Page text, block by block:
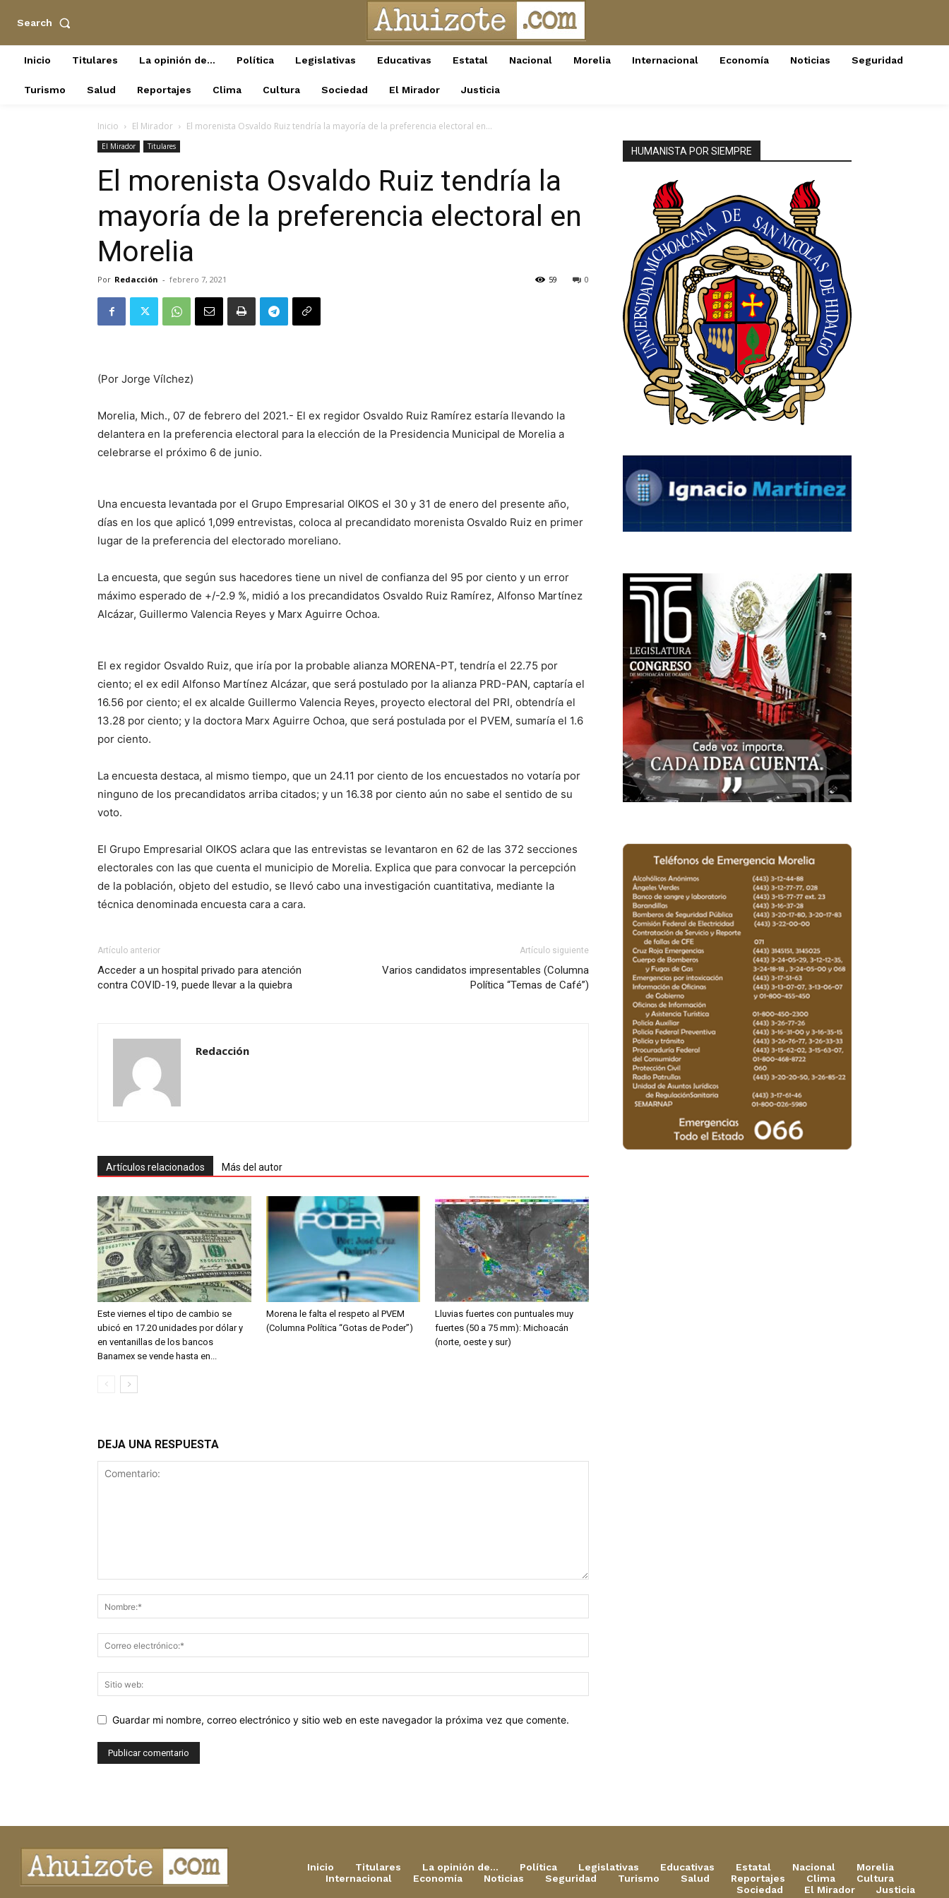
Search
Inicio Titulares La opinión de… Política Legislativas Educativas Estatal Nacional Morelia Internacional Economía Noticias Seguridad
Turismo Salud Reportajes Clima Cultura Sociedad El Mirador Justicia
Inicio El Mirador El morenista Osvaldo Ruiz tendría la mayoría de la preferencia electoral en...
El Mirador Titulares
El morenista Osvaldo Ruiz tendría la
mayoría de la preferencia electoral en
Morelia
Por Redacción - febrero 7, 2021 0
59
(Por Jorge Vílchez)
Morelia, Mich., 07 de febrero del 2021.- El ex regidor Osvaldo Ruiz Ramírez estaría llevando la
delantera en la preferencia electoral para la elección de la Presidencia Municipal de Morelia a
celebrarse el próximo 6 de junio.
Una encuesta levantada por el Grupo Empresarial OIKOS el 30 y 31 de enero del presente año,
días en los que aplicó 1,099 entrevistas, coloca al precandidato morenista Osvaldo Ruiz en primer
lugar de la preferencia del electorado moreliano.
La encuesta, que según sus hacedores tiene un nivel de confianza del 95 por ciento y un error
máximo esperado de +/-2.9 %, midió a los precandidatos Osvaldo Ruiz Ramírez, Alfonso Martínez
Alcázar, Guillermo Valencia Reyes y Marx Aguirre Ochoa.
El ex regidor Osvaldo Ruiz, que iría por la probable alianza MORENA-PT, tendría el 22.75 por
ciento; el ex edil Alfonso Martínez Alcázar, que será postulado por la alianza PRD-PAN, captaría el
16.56 por ciento; el ex alcalde Guillermo Valencia Reyes, proyecto electoral del PRI, obtendría el
13.28 por ciento; y la doctora Marx Aguirre Ochoa, que será postulada por el PVEM, sumaría el 1.6
por ciento.
La encuesta destaca, al mismo tiempo, que un 24.11 por ciento de los encuestados no votaría por
ninguno de los precandidatos arriba citados; y un 16.38 por ciento aún no sabe el sentido de su
voto.
El Grupo Empresarial OIKOS aclara que las entrevistas se levantaron en 62 de las 372 secciones
electorales con las que cuenta el municipio de Morelia. Explica que para convocar la percepción
de la población, objeto del estudio, se llevó cabo una investigación cuantitativa, mediante la
técnica denominada encuesta cara a cara.
Artículo anterior
Acceder a un hospital privado para atención
contra COVID-19, puede llevar a la quiebra
Artículo siguiente
Varios candidatos impresentables (Columna
Política “Temas de Café”)
Redacción
Artículos relacionados Más del autor
Este viernes el tipo de cambio se
ubicó en 17.20 unidades por dólar y
en ventanillas de los bancos
Banamex se vende hasta en...
Morena le falta el respeto al PVEM
(Columna Política “Gotas de Poder”)
Lluvias fuertes con puntuales muy
fuertes (50 a 75 mm): Michoacán
(norte, oeste y sur)
DEJA UNA RESPUESTA
Guardar mi nombre, correo electrónico y sitio web en este navegador la próxima vez que comente.
HUMANISTA POR SIEMPRE
Inicio Titulares La opinión de… Política Legislativas Educativas Estatal Nacional
Morelia
Internacional
Economía Noticias Seguridad Turismo Salud Reportajes Clima
Cultura
Sociedad
El Mirador Justicia